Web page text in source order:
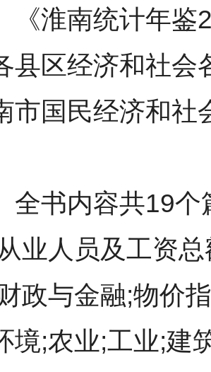
《淮南统计年鉴
县区经济和社会
市国民经济和社
全书内容共19
业人员及工资
政与金融;物价
境;农业;工业;建